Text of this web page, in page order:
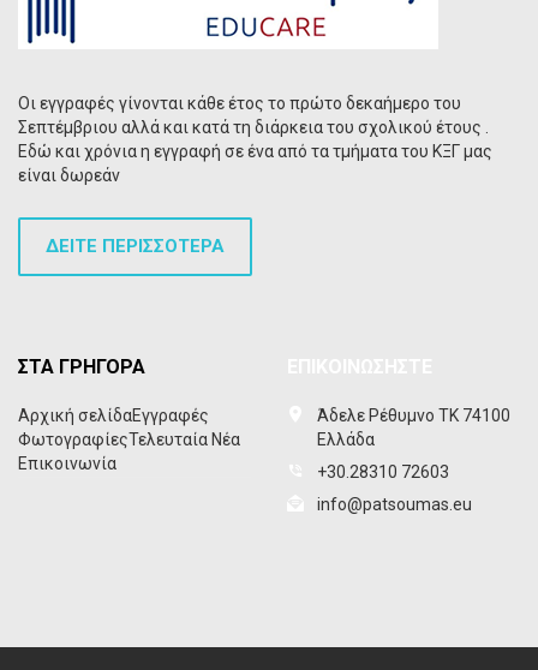
Οι εγγραφές γίνονται κάθε έτος το πρώτο δεκαήμερο του
Σεπτέμβριου αλλά και κατά τη διάρκεια του σχολικού έτους .
Εδώ και χρόνια η εγγραφή σε ένα από τα τμήματα του ΚΞΓ μας
είναι δωρεάν
ΔΕΙΤΕ ΠΕΡΙΣΣΟΤΕΡΑ
ΣΤΑ ΓΡΗΓΟΡΑ
Αρχική σελίδαΕγγραφές
ΦωτογραφίεςΤελευταία Νέα
Επικοινωνία
Άδελε Ρέθυμνο ΤΚ 74100
Ελλάδα
+30.28310 72603
info@patsoumas.eu